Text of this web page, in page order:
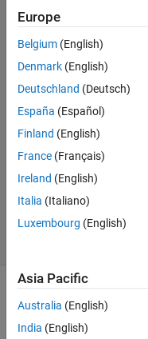
たい
Huge
Grave
2022
1 Answer
Answer
Accepted
Updated
19 Jun 2022
3 Views
Europe
Belgium (English)
Denmark (English)
Deutschland (Deutsch)
España (Español)
Finland (English)
France (Français)
Ireland (English)
Italia (Italiano)
Luxembourg (English)
Asia Pacific
Australia (English)
India (English)